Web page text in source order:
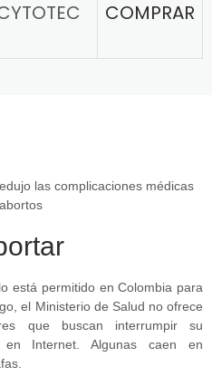
COMPRAR
está permitido en Colombia para
el Ministerio de Salud no ofrece
que buscan interrumpir su
Internet. Algunas caen en